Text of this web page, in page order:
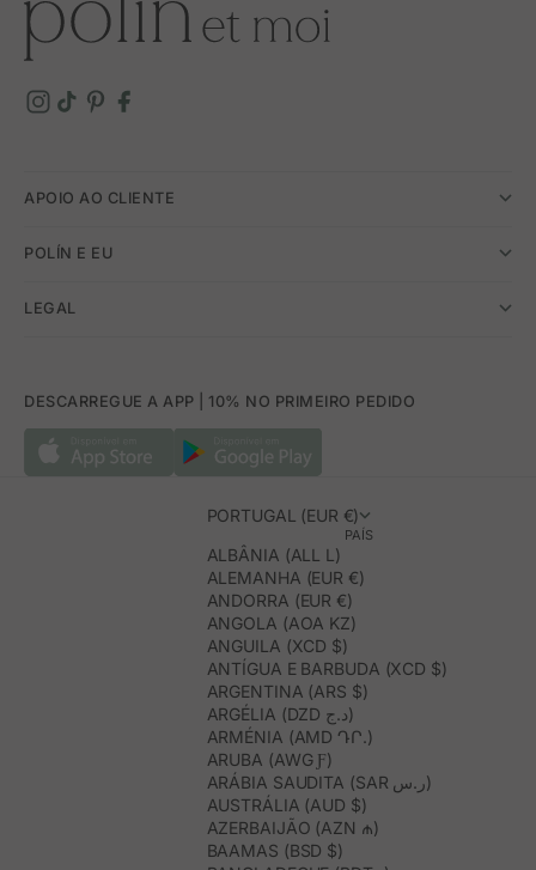
APOIO AO CLIENTE
POLÍN E EU
LEGAL
DESCARREGUE A APP | 10% NO PRIMEIRO PEDIDO
PORTUGAL (EUR €)
PAÍS
ALBÂNIA (ALL L)
ALEMANHA (EUR €)
ANDORRA (EUR €)
ANGOLA (AOA KZ)
ANGUILA (XCD $)
ANTÍGUA E BARBUDA (XCD $)
ARGENTINA (ARS $)
ARGÉLIA (DZD د.ج)
ARMÉNIA (AMD ԴՐ.)
ARUBA (AWG Ƒ)
ARÁBIA SAUDITA (SAR ر.س)
AUSTRÁLIA (AUD $)
AZERBAIJÃO (AZN ₼)
BAAMAS (BSD $)